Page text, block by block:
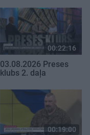
00:22:16
03.08.2026 Preses
klubs 2. daļa
00:19:00